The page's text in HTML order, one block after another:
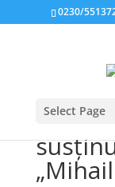
0230/
Select Page